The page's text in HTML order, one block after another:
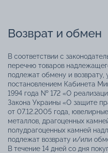
Возврат и обмен
В соответствии с
перечню товаров
подлежат обмену и возврату,
постановлением Кабинета
1994 года № 172 «О
Закона Украины «О защите
от 07.12.2005 года,
металлов, драгоценных
полудрагоценных камней
подлежат возврату и/или
В течение 14 дней со дня